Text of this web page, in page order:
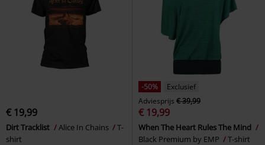
€ 19,99
Dirt Tracklist Alice In Chains
T-
shirt
-50%
Exclusief
Adviesprijs € 39,99
€ 19,99
When The Heart Rules The Mind
Black Premium by EMP
T-shirt